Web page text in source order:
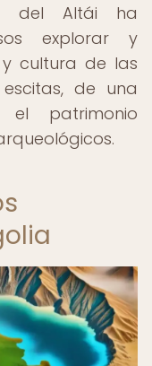
del Altái ha
explorar y
cultura de las
de una
el patrimonio